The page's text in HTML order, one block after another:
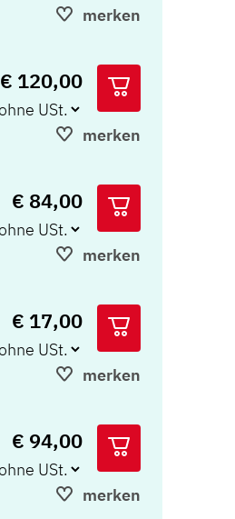
merken
€ 120,00
merken
€ 84,00
merken
€ 17,00
merken
€ 94,00
merken